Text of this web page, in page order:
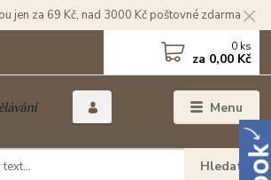
jen za 69 Kč, nad 3000 Kč poštovné zdarma
Menu
Hledat
0 ks
za 0,00 Kč